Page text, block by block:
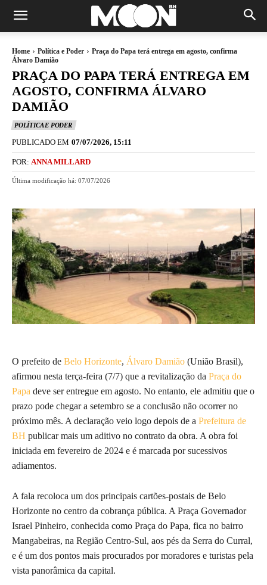
Home Política e Poder
Praça do Papa terá entrega em agosto, confirma
Álvaro Damião
PRAÇA DO PAPA TERÁ ENTREGA EM
AGOSTO, CONFIRMA ÁLVARO
DAMIÃO
POLÍTICA E PODER
PUBLICADO EM 07/07/2026, 15:11
POR: ANNA MILLARD
Última modificação há: 07/07/2026
O prefeito de Belo Horizonte, Álvaro Damião (União Brasil),
afirmou nesta terça-feira (7/7) que a revitalização da Praça do
Papa deve ser entregue em agosto. No entanto, ele admitiu que o
prazo pode chegar a setembro se a conclusão não ocorrer no
próximo mês. A declaração veio logo depois de a Prefeitura de
BH publicar mais um aditivo no contrato da obra. A obra foi
iniciada em fevereiro de 2024 e é marcada por sucessivos
adiamentos.
A fala recoloca um dos principais cartões-postais de Belo
Horizonte no centro da cobrança pública. A Praça Governador
Israel Pinheiro, conhecida como Praça do Papa, fica no bairro
Mangabeiras, na Região Centro-Sul, aos pés da Serra do Curral,
e é um dos pontos mais procurados por moradores e turistas pela
vista panorâmica da capital.